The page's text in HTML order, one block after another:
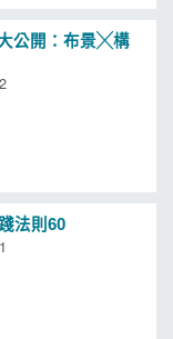
公開：布景╳構
法則60